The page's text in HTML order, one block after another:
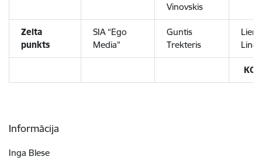
Vinovskis
Zelta
punkts
SIA “Ego
Media”
Guntis
Trekteris
Liene
Linde
Informācija
Inga Blese